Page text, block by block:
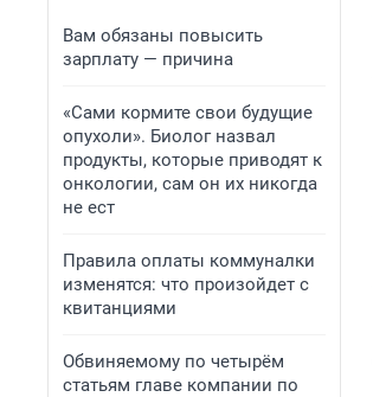
Вам обязаны повысить
зарплату — причина
«Сами кормите свои будущие
опухоли». Биолог назвал
продукты, которые приводят к
онкологии, сам он их никогда
не ест
Правила оплаты коммуналки
изменятся: что произойдет с
квитанциями
Обвиняемому по четырём
статьям главе компании по